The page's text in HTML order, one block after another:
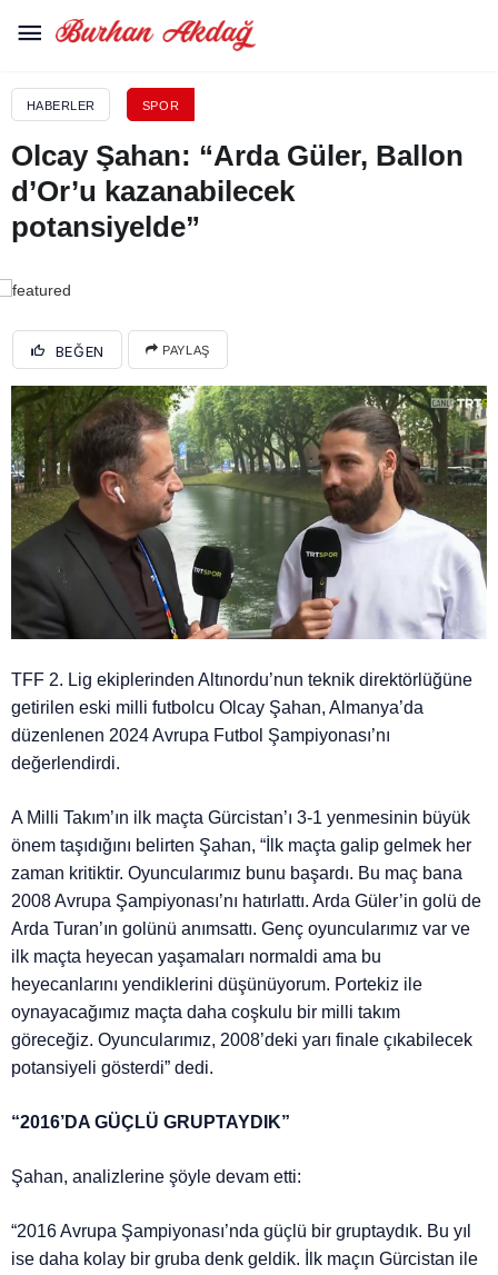
HABERLER SPOR
Olcay Şahan: “Arda Güler, Ballon
d’Or’u kazanabilecek
potansiyelde”
BEĞEN PAYLAŞ
TFF 2. Lig ekiplerinden Altınordu’nun teknik direktörlüğüne
getirilen eski milli futbolcu Olcay Şahan, Almanya’da
düzenlenen 2024 Avrupa Futbol Şampiyonası’nı
değerlendirdi.
A Milli Takım’ın ilk maçta Gürcistan’ı 3-1 yenmesinin büyük
önem taşıdığını belirten Şahan, “İlk maçta galip gelmek her
zaman kritiktir. Oyuncularımız bunu başardı. Bu maç bana
2008 Avrupa Şampiyonası’nı hatırlattı. Arda Güler’in golü de
Arda Turan’ın golünü anımsattı. Genç oyuncularımız var ve
ilk maçta heyecan yaşamaları normaldi ama bu
heyecanlarını yendiklerini düşünüyorum. Portekiz ile
oynayacağımız maçta daha coşkulu bir milli takım
göreceğiz. Oyuncularımız, 2008’deki yarı finale çıkabilecek
potansiyeli gösterdi” dedi.
“2016’DA GÜÇLÜ GRUPTAYDIK”
Şahan, analizlerine şöyle devam etti:
“2016 Avrupa Şampiyonası’nda güçlü bir gruptaydık. Bu yıl
ise daha kolay bir gruba denk geldik. İlk maçın Gürcistan ile